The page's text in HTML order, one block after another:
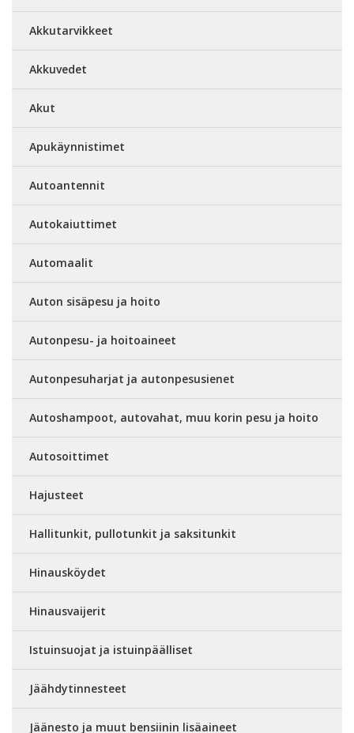
Akkutarvikkeet
Akkuvedet
Akut
Apukäynnistimet
Autoantennit
Autokaiuttimet
Automaalit
Auton sisäpesu ja hoito
Autonpesu- ja hoitoaineet
Autonpesuharjat ja autonpesusienet
Autoshampoot, autovahat, muu korin pesu ja hoito
Autosoittimet
Hajusteet
Hallitunkit, pullotunkit ja saksitunkit
Hinausköydet
Hinausvaijerit
Istuinsuojat ja istuinpäälliset
Jäähdytinnesteet
Jäänesto ja muut bensiinin lisäaineet